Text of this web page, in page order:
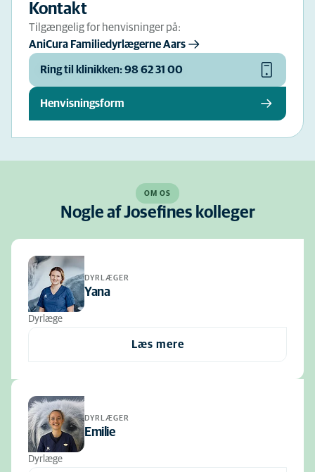
Kontakt
Tilgængelig for henvisninger på:
AniCura Familiedyrlægerne Aars
Ring til klinikken: 98 62 31 00
Henvisningsform
OM OS
Nogle af Josefines kolleger
DYRLÆGER
Yana
Dyrlæge
Læs mere
DYRLÆGER
Emilie
Dyrlæge